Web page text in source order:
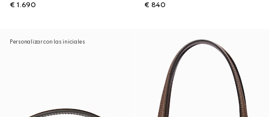
€ 1.690
€ 840
Personalizar con las iniciales